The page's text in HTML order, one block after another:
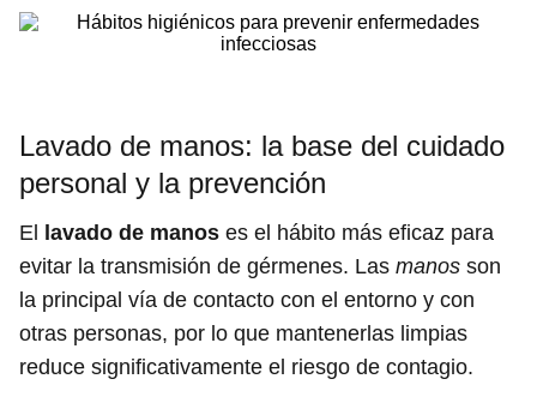
Lavado de manos: la base del cuidado
personal y la prevención
El lavado de manos es el hábito más eficaz para
evitar la transmisión de gérmenes. Las manos son
la principal vía de contacto con el entorno y con
otras personas, por lo que mantenerlas limpias
reduce significativamente el riesgo de contagio.